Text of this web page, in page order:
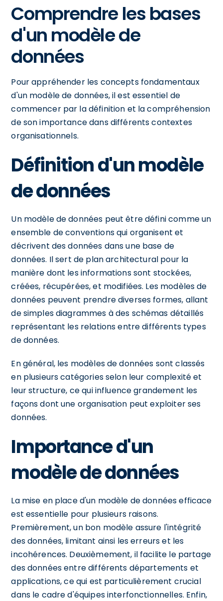
Comprendre les bases
d'un modèle de
données
Pour appréhender les concepts fondamentaux
d'un modèle de données, il est essentiel de
commencer par la définition et la compréhension
de son importance dans différents contextes
organisationnels.
Définition d'un modèle
de données
Un modèle de données peut être défini comme un
ensemble de conventions qui organisent et
décrivent des données dans une base de
données. Il sert de plan architectural pour la
manière dont les informations sont stockées,
créées, récupérées, et modifiées. Les modèles de
données peuvent prendre diverses formes, allant
de simples diagrammes à des schémas détaillés
représentant les relations entre différents types
de données.
En général, les modèles de données sont classés
en plusieurs catégories selon leur complexité et
leur structure, ce qui influence grandement les
façons dont une organisation peut exploiter ses
données.
Importance d'un
modèle de données
La mise en place d'un modèle de données efficace
est essentielle pour plusieurs raisons.
Premièrement, un bon modèle assure l'intégrité
des données, limitant ainsi les erreurs et les
incohérences. Deuxièmement, il facilite le partage
des données entre différents départements et
applications, ce qui est particulièrement crucial
dans le cadre d'équipes interfonctionnelles. Enfin,